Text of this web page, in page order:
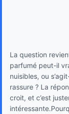
La question
parfumé peut-il
nuisibles, ou
rassure ? La
croit, et c’est